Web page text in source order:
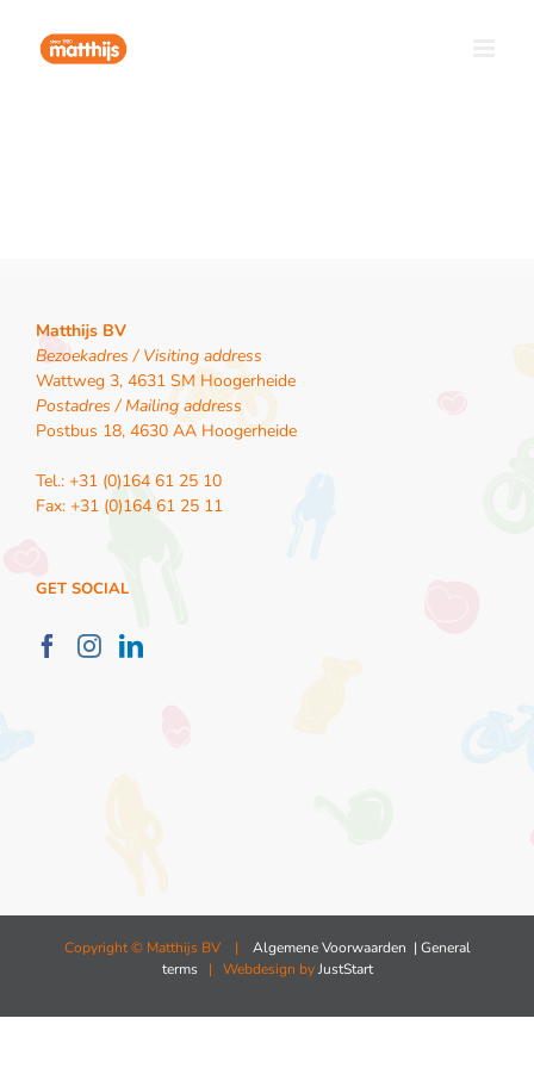
inhoud
Matthijs BV
Bezoekadres / Visiting address
Wattweg 3, 4631 SM Hoogerheide
Postadres / Mailing address
Postbus 18, 4630 AA Hoogerheide
Tel.: +31 (0)164 61 25 10
Fax: +31 (0)164 61 25 11
GET SOCIAL
Copyright © Matthijs BV | Algemene Voorwaarden | General
terms| Webdesign byJustStart